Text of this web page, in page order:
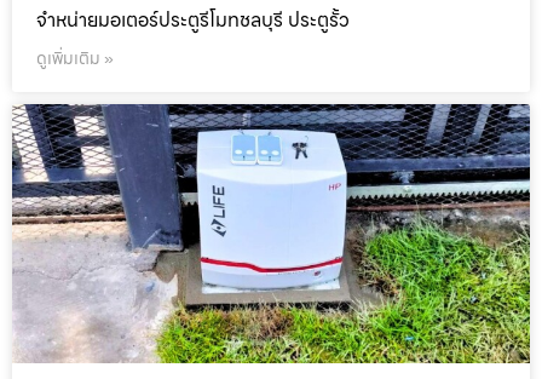
จำหน่ายมอเตอร์ประตูรีโมทชลบุรี ประตูรั้ว
ดูเพิ่มเติม »